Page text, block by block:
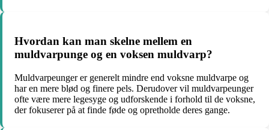
Hvordan kan man skelne mellem en
muldvarpunge og en voksen muldvarp?
Muldvarpeunger er generelt mindre end voksne muldvarpe og
har en mere blød og finere pels. Derudover vil muldvarpeunger
ofte være mere legesyge og udforskende i forhold til de voksne,
der fokuserer på at finde føde og opretholde deres gange.